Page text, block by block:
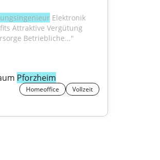
Elektronik
Attraktive Vergütung
Betriebliche..."
Pforzheim
Homeoffice Vollzeit